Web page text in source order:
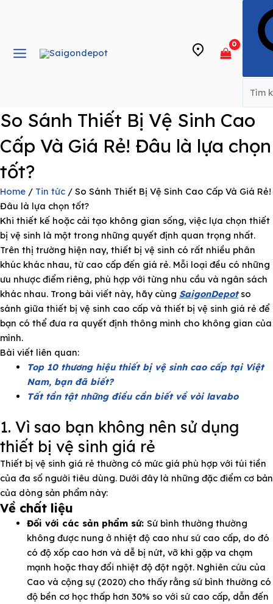
So Sánh Thiết Bị Vệ Sinh Cao
Cấp Và Giá Rẻ! Đâu là lựa chọn
tốt?
Home / Tin tức / So Sánh Thiết Bị Vệ Sinh Cao Cấp Và Giá Rẻ!
Đâu là lựa chọn tốt?
Khi thiết kế hoặc cải tạo không gian sống, việc lựa chọn thiết
bị vệ sinh là một trong những quyết định quan trọng nhất.
Trên thị trường hiện nay, thiết bị vệ sinh có rất nhiều phân
khúc khác nhau, từ cao cấp đến giá rẻ. Mỗi loại đều có những
ưu nhược điểm riêng, phù hợp với từng nhu cầu và ngân sách
khác nhau. Trong bài viết này, hãy cùng SaigonDepotso
sánh giữa thiết bị vệ sinh cao cấp và thiết bị vệ sinh giá rẻ để
bạn có thể đưa ra quyết định thông minh cho không gian của
mình.
Bài viết liên quan:
Top 10 thương hiệu thiết bị vệ sinh cao cấp tại Việt
Nam, bạn đã biết?
Tất tần tật những điều cần biết về vòi lavabo
1. Vì sao bạn không nên sử dụng
thiết bị vệ sinh giá rẻ
Thiết bị vệ sinh giá rẻ thường có mức giá phù hợp với túi tiền
của đa số người tiêu dùng. Dưới đây là những đặc điểm cơ bản
của dòng sản phẩm này:
Về chất liệu
Đối với các sản phẩm sứ: Sứ bình thường thường
không được nung ở nhiệt độ cao như sứ cao cấp, do đó
có độ xốp cao hơn và dễ bị nứt, vỡ khi gặp va chạm
mạnh hoặc thay đổi nhiệt độ đột ngột. Nghiên cứu của
Cao và cộng sự (2020) cho thấy rằng sứ bình thường có
độ bền cơ học thấp hơn 30% so với sứ cao cấp, dẫn đến